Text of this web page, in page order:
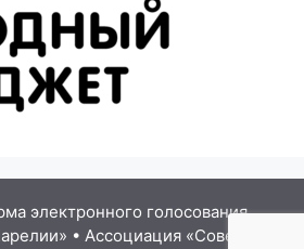
электронного голосования
• Ассоциация «Совет